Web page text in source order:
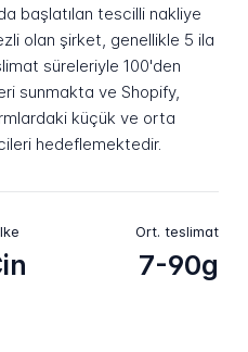
başlatılan tescilli nakliye
olan şirket, genellikle 5 ila
süreleriyle 100'den
sunmakta ve Shopify,
küçük ve orta
hedeflemektedir.
Ort. teslimat
7-90g